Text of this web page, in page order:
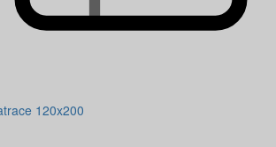
120x200